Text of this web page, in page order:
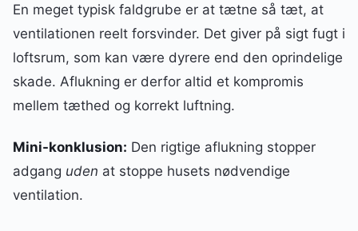
En meget typisk faldgrube er at tætne så tæt, at
ventilationen reelt forsvinder. Det giver på sigt fugt i
loftsrum, som kan være dyrere end den oprindelige
skade. Aflukning er derfor altid et kompromis
mellem tæthed og korrekt luftning.
Mini-konklusion: Den rigtige aflukning stopper
adgang uden at stoppe husets nødvendige
ventilation.